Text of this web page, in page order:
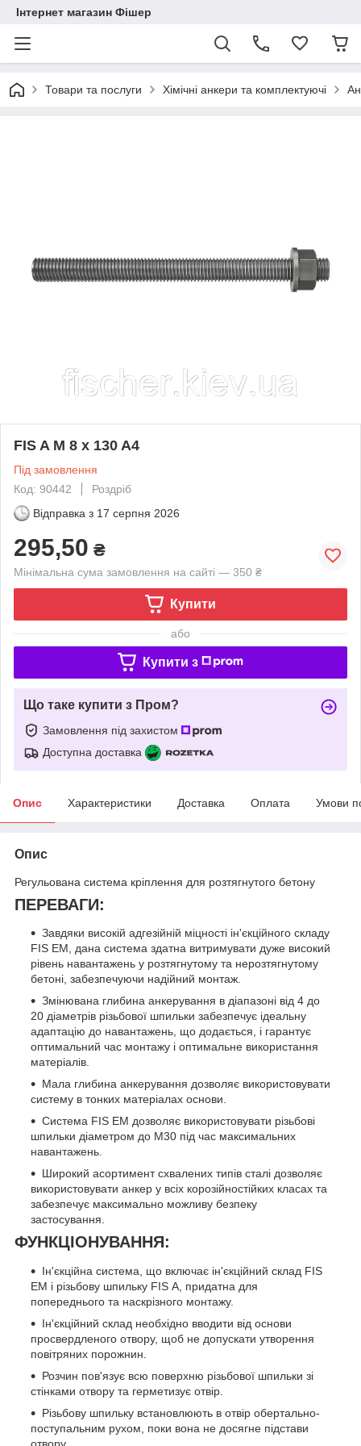
Інтернет магазин Фішер
Товари та послуги Хімічні анкери та комплектуючі
FIS A M 8 x 130 A4
Під замовлення
Код: 90442
Роздріб
Відправка з 17 серпня 2026
295,50 ₴
Мінімальна сума замовлення на сайті — 350 ₴
Купити
або
Купити з
Що таке купити з Пром?
Замовлення під захистом
Доступна доставка
Опис Характеристики Доставка Оплата Умови
Опис
Регульована система кріплення для розтягнутого бетону
ПЕРЕВАГИ:
Завдяки високій адгезійній міцності ін'єкційного складу
FIS EM, дана система здатна витримувати дуже високий
рівень навантажень у розтягнутому та нерозтягнутому
бетоні, забезпечуючи надійний монтаж.
Змінювана глибина анкерування в діапазоні від 4 до
20 діаметрів різьбової шпильки забезпечує ідеальну
адаптацію до навантажень, що додається, і гарантує
оптимальний час монтажу і оптимальне використання
матеріалів.
Мала глибина анкерування дозволяє використовувати
систему в тонких матеріалах основи.
Система FIS EM дозволяє використовувати різьбові
шпильки діаметром до M30 під час максимальних
навантажень.
Широкий асортимент схвалених типів сталі дозволяє
використовувати анкер у всіх корозійностійких класах та
забезпечує максимально можливу безпеку
застосування.
ФУНКЦІОНУВАННЯ:
Ін'єкційна система, що включає ін'єкційний склад FIS
EM і різьбову шпильку FIS А, придатна для
попереднього та наскрізного монтажу.
Ін'єкційний склад необхідно вводити від основи
просвердленого отвору, щоб не допускати утворення
повітряних порожнин.
Розчин пов'язує всю поверхню різьбової шпильки зі
стінками отвору та герметизує отвір.
Різьбову шпильку встановлюють в отвір обертально-
поступальним рухом, поки вона не досягне підстави